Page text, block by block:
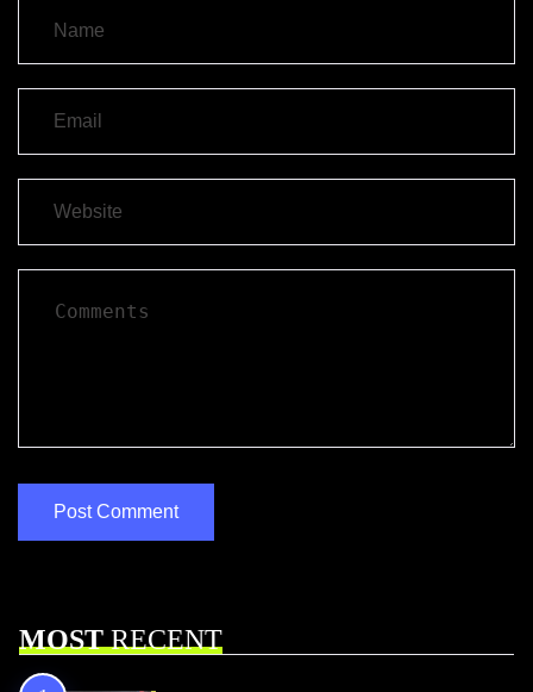
MOSTRECENT